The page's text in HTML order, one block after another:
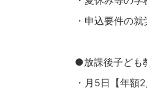
・申込要件の
●放課後子ども
・月5日【年額